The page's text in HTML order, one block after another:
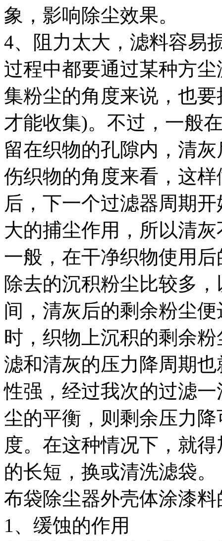
象，影响除尘效果。
4、阻力太大，滤料容易
过程中都要通过某种方
集粉尘的角度来说，也
才能收集)。不过，一般
留在织物的孔隙内，清
伤织物的角度来看，这
后，下一个过滤器周期
大的捕尘作用，所以清
一般，在干净织物使用
除去的沉积粉尘比较多
间，清灰后的剩余粉尘
时，织物上沉积的剩余
滤和清灰的压力降周期
性强，经过我次的过滤
尘的平衡，则剩余压力
度。在这种情况下，就
的长短，换或清洗滤袋。
布袋除尘器外壳体涂漆料
1、缓蚀的作用